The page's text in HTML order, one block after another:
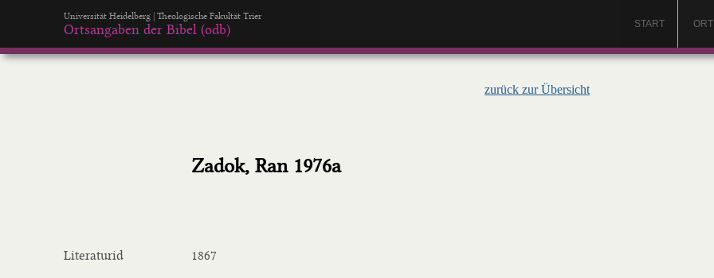
Universität Heidelberg | Theologische Fakultät Trier
Ortsangaben der Bibel (odb) START
zurück zur Übersicht
Zadok, Ran 1976a
Literaturid 1867